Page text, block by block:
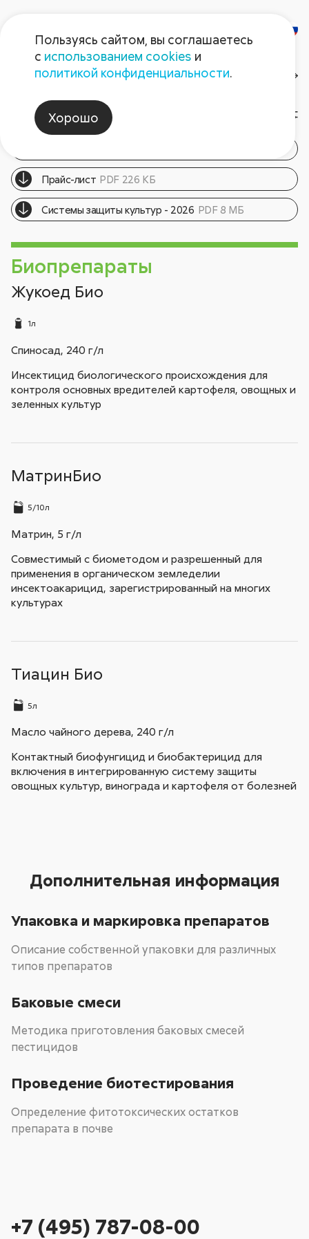
Продукция
Прайс-лист PDF 226 КБ
Cистемы защиты культур - 2026 PDF 8 МБ
Биопрепараты
Жукоед Био
1л
Спиносад, 240 г/л
Инсектицид биологического происхождения для
контроля основных вредителей картофеля, овощных и
зеленных культур
МатринБио
5/10л
Матрин, 5 г/л
Совместимый с биометодом и разрешенный для
применения в органическом земледелии
инсектоакарицид, зарегистрированный на многих
культурах
Тиацин Био
5л
Масло чайного дерева, 240 г/л
Контактный биофунгицид и биобактерицид для
включения в интегрированную систему защиты
овощных культур, винограда и картофеля от болезней
Дополнительная информация
Упаковка и маркировка препаратов
Описание собственной упаковки для различных
типов препаратов
Баковые смеси
Методика приготовления баковых смесей
пестицидов
Проведение биотестирования
Определение фитотоксических остатков
препарата в почве
+7 (495) 787-08-00
Пользуясь сайтом, вы соглашаетесь
с использованием cookies и
политикой конфиденциальности.
Хорошо